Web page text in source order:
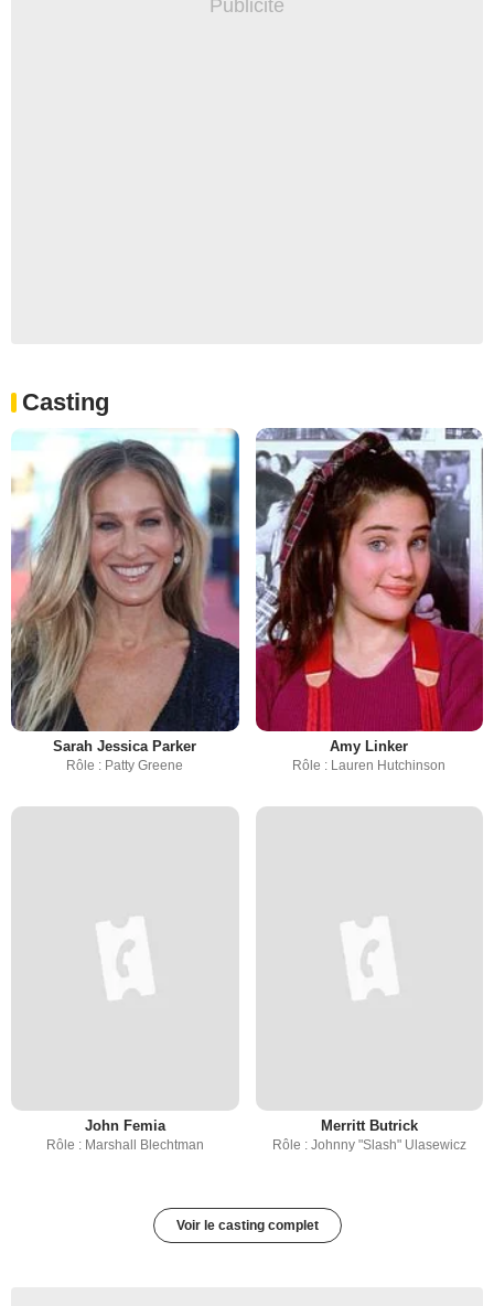
Casting
Sarah Jessica Parker
Rôle : Patty Greene
Amy Linker
Rôle : Lauren Hutchinson
John Femia
Rôle : Marshall Blechtman
Merritt Butrick
Rôle : Johnny "Slash" Ulasewicz
Voir le casting complet